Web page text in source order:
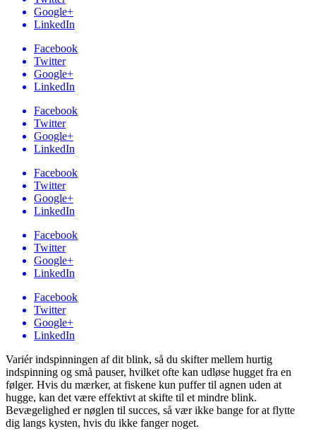
Google+
LinkedIn
Facebook
Twitter
Google+
LinkedIn
Facebook
Twitter
Google+
LinkedIn
Facebook
Twitter
Google+
LinkedIn
Facebook
Twitter
Google+
LinkedIn
Facebook
Twitter
Google+
LinkedIn
Variér indspinningen af dit blink, så du skifter mellem hurtig
indspinning og små pauser, hvilket ofte kan udløse hugget fra en
følger. Hvis du mærker, at fiskene kun puffer til agnen uden at
hugge, kan det være effektivt at skifte til et mindre blink.
Bevægelighed er nøglen til succes, så vær ikke bange for at flytte
dig langs kysten, hvis du ikke fanger noget.